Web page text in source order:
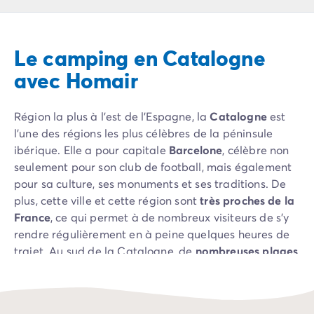
Camping Hendaye
Camping Bretagne
Camping Côtes d'Armor
Camping Ille-et-Vilaine
Camping Saint-Malo
Camping Morbihan
Camping Vannes
Camping Centre-Val de Loire
Camping Indre-et-Loire
Camping Chenonceau
Camping Champagne-Ardenne
Camping Ardennes
Camping Corse-du-Sud
Le camping en Catalogne
avec Homair
Région la plus à l’est de l’Espagne, laCatalogneest
l’une des régions les plus célèbres de la péninsule
ibérique. Elle a pour capitale Barcelone, célèbre non
seulement pour son club de football, mais également
pour sa culture, ses monuments et ses traditions. De
plus, cette ville et cette région sonttrès proches de la
France, ce qui permet à de nombreux visiteurs de s’y
rendre régulièrement en à peine quelques heures de
trajet. Au sud de la Catalogne, de nombreuses plages
des températures agréables et du soleil de l’Espagne.
C’est une destination de choix pour de nombreux